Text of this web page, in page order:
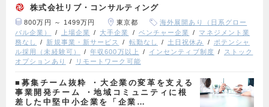
株式会社リブ・コンサルティング
800万円 ～ 1499万円 東京都
海外展開あり（日系グロー
バル企業）
上場企業 大手企業 ベンチャー企業
マネジメント業
務なし
新規事業・新サービス 転勤なし 土日祝休み
ポテンシャ
ル採用（未経験可）
年収600万以上 インセンティブ制度
ストック
オプションあり
リモートワーク可能
■募集チーム抜粋 ・大企業の変革を支える
事業開発チーム ・地域コミュニティに根
差した中堅中小企業を「企業…